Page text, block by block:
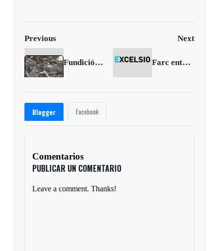
política
Previous Next
Fundición armas en Sogamoso Farc entregaría tres secuestrados
Blogger Facebook
Comentarios
PUBLICAR UN COMENTARIO
Leave a comment. Thanks!